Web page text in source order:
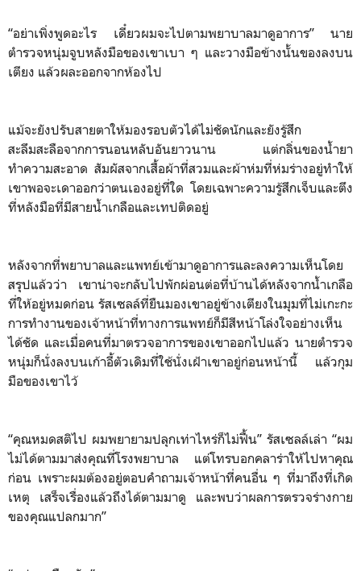
“อย่าเพิ่งพูดอะไร เดี๋ยวผมจะไปตามพยาบาลมาดูอาการ” นาย
ตำรวจหนุ่มจูบหลังมือของเขาเบา ๆ และวางมือข้างนั้นของลงบน
เตียง แล้วผละออกจากห้องไป
แม้จะยังปรับสายตาให้มองรอบตัวได้ไม่ชัดนักและยังรู้สึก
สะลึมสะลือจากการนอนหลับอันยาวนาน แต่กลิ่นของน้ำยา
ทำความสะอาด สัมผัสจากเสื้อผ้าที่สวมและผ้าห่มที่ห่มร่างอยู่ทำให้
เขาพอจะเดาออกว่าตนเองอยู่ที่ใด โดยเฉพาะความรู้สึกเจ็บและตึง
ที่หลังมือที่มีสายน้ำเกลือและเทปติดอยู่
หลังจากที่พยาบาลและแพทย์เข้ามาดูอาการและลงความเห็นโดย
สรุปแล้วว่า เขาน่าจะกลับไปพักผ่อนต่อที่บ้านได้หลังจากน้ำเกลือ
ที่ให้อยู่หมดก่อน รัสเซลล์ที่ยืนมองเขาอยู่ข้างเตียงในมุมที่ไม่เกะกะ
การทำงานของเจ้าหน้าที่ทางการแพทย์ก็มีสีหน้าโล่งใจอย่างเห็น
ได้ชัด และเมื่อคนที่มาตรวจอาการของเขาออกไปแล้ว นายตำรวจ
หนุ่มก็นั่งลงบนเก้าอี้ตัวเดิมที่ใช้นั่งเฝ้าเขาอยู่ก่อนหน้านี้ แล้วกุม
มือของเขาไว้
“คุณหมดสติไป ผมพยายามปลุกเท่าไหร่ก็ไม่ฟื้น” รัสเซลล์เล่า “ผม
ไม่ได้ตามมาส่งคุณที่โรงพยาบาล แต่โทรบอกคลาร่าให้ไปหาคุณ
ก่อน เพราะผมต้องอยู่ตอบคำถามเจ้าหน้าที่คนอื่น ๆ ที่มาถึงที่เกิด
เหตุ เสร็จเรื่องแล้วถึงได้ตามมาดู และพบว่าผลการตรวจร่างกาย
ของคุณแปลกมาก”